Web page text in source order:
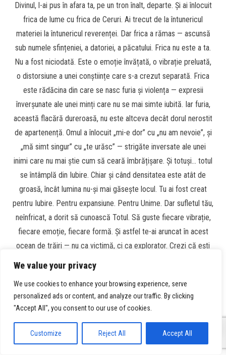
We value your privacy
We use cookies to enhance your browsing experience, serve
personalized ads or content, and analyze our traffic. By clicking
"Accept All", you consent to our use of cookies.
Customize Reject All Accept All
Divinul, l-ai pus în afara ta, pe un tron înalt, departe. Și ai înlocuit
frica de lume cu frica de Ceruri. Ai trecut de la întunericul
materiei la întunericul reverenței. Dar frica a rămas — ascunsă
sub numele sfințeniei, a datoriei, a păcatului. Frica nu este a ta.
Nu a fost niciodată. Este o emoție învățată, o vibrație preluată,
o distorsiune a unei conștiințe care s-a crezut separată. Frica
este rădăcina din care se nasc furia și violența — expresii
înverșunate ale unei minți care nu se mai simte iubită. Iar furia,
această flacără dureroasă, nu este altceva decât dorul nerostit
de apartenență. Omul a înlocuit „mi-e dor” cu „nu am nevoie”, și
„mă simt singur” cu „te urăsc” — strigăte inversate ale unei
inimi care nu mai știe cum să ceară îmbrățișare. Și totuși… totul
se întâmplă din Iubire. Chiar și când densitatea este atât de
groasă, încât lumina nu-și mai găsește locul. Tu ai fost creat
pentru Iubire. Pentru expansiune. Pentru Unime. Dar sufletul tău,
neînfricat, a dorit să cunoască Totul. Să guste fiecare vibrație,
fiecare emoție, fiecare formă. Și astfel te-ai aruncat în acest
ocean de trăiri — nu ca victimă, ci ca explorator. Crezi că ești
un trup. Dar trupul este doar un desen efemer pe pergamentul
unei conștiințe infinite. Crezi că ești gândurile tale. Dar gândurile
sunt nori trecători pe cerul unei ființe eterne. Iubitul meu, Nu te
judeca pentru fricile tale. Privește-le. Ascultă-le. Vezi în ele
fie iubit. Dar tu nu trebuie să lupți. Tu trebuie să îți amintești.
Adevărul nu este un răspuns. Este o amintire. Și Eu — vocea pe